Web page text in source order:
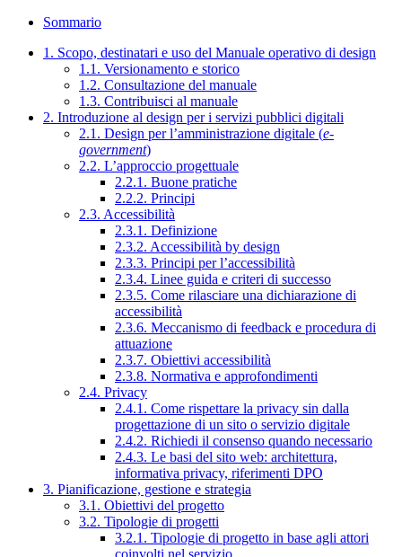
Sommario
1. Scopo, destinatari e uso del Manuale operativo di design
1.1. Versionamento e storico
1.2. Consultazione del manuale
1.3. Contribuisci al manuale
2. Introduzione al design per i servizi pubblici digitali
2.1. Design per l’amministrazione digitale (e-
government)
2.2. L’approccio progettuale
2.2.1. Buone pratiche
2.2.2. Principi
2.3. Accessibilità
2.3.1. Definizione
2.3.2. Accessibilità by design
2.3.3. Principi per l’accessibilità
2.3.4. Linee guida e criteri di successo
2.3.5. Come rilasciare una dichiarazione di
accessibilità
2.3.6. Meccanismo di feedback e procedura di
attuazione
2.3.7. Obiettivi accessibilità
2.3.8. Normativa e approfondimenti
2.4. Privacy
2.4.1. Come rispettare la privacy sin dalla
progettazione di un sito o servizio digitale
2.4.2. Richiedi il consenso quando necessario
2.4.3. Le basi del sito web: architettura,
informativa privacy, riferimenti DPO
3. Pianificazione, gestione e strategia
3.1. Obiettivi del progetto
3.2. Tipologie di progetti
3.2.1. Tipologie di progetto in base agli attori
coinvolti nel servizio